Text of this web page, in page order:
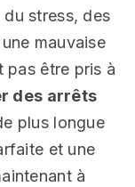
stress, des
mauvaise
pas être pris à
des arrêts
plus longue
et une
à